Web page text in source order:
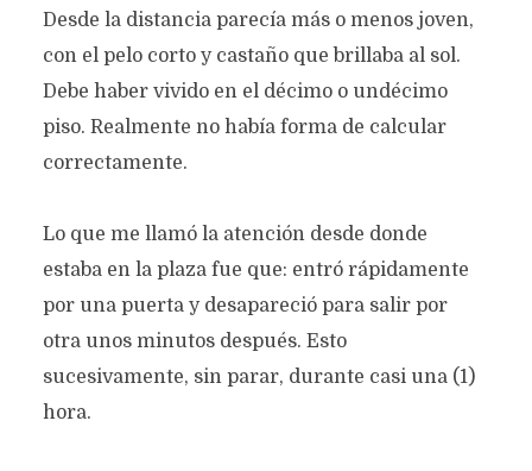
Desde la distancia parecía más o menos joven,
con el pelo corto y castaño que brillaba al sol.
Debe haber vivido en el décimo o undécimo
piso. Realmente no había forma de calcular
correctamente.
Lo que me llamó la atención desde donde
estaba en la plaza fue que: entró rápidamente
por una puerta y desapareció para salir por
otra unos minutos después. Esto
sucesivamente, sin parar, durante casi una (1)
hora.